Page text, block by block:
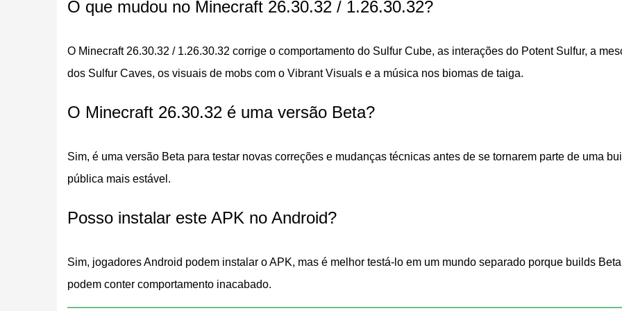
A maior parte desta atualização está ligada aos testes do Chaos Cubed. Essas correções tornam as interações
Os Sulfur Caves agora se conectam mais corretamente com os chunks pré-gerados próximos. Quando um mundo
Vários problemas do Sulfur Cube são resolvidos nesta build:
O que mudou no Minecraft 26.30.32 / 1.26.30.32?
O Minecraft 26.30.32 / 1.26.30.32 corrige o comportamento do Sulfur Cube, as interações do Potent Sulfur, a
dos Sulfur Caves, os visuais de mobs com o Vibrant Visuals e a música nos biomas de taiga.
O Minecraft 26.30.32 é uma versão Beta?
Sim, é uma versão Beta para testar novas correções e mudanças técnicas antes de se tornarem parte de uma
pública mais estável.
Posso instalar este APK no Android?
Sim, jogadores Android podem instalar o APK, mas é melhor testá-lo em um mundo separado porque builds Beta
podem conter comportamento inacabado.